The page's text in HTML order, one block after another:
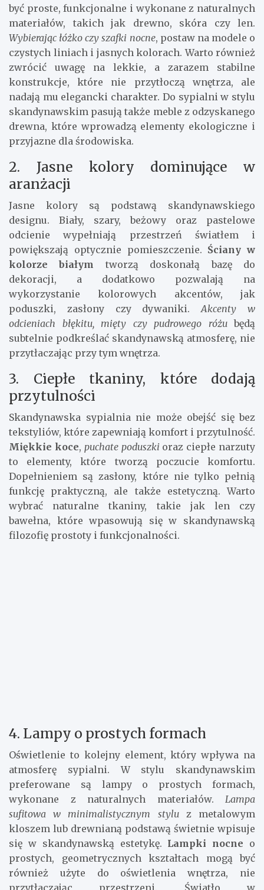
być proste, funkcjonalne i wykonane z naturalnych
materiałów, takich jak drewno, skóra czy len.
Wybierając łóżko czy szafki nocne, postaw na modele o
czystych liniach i jasnych kolorach. Warto również
zwrócić uwagę na lekkie, a zarazem stabilne
konstrukcje, które nie przytłoczą wnętrza, ale
nadają mu elegancki charakter. Do sypialni w stylu
skandynawskim pasują także meble z odzyskanego
drewna, które wprowadzą elementy ekologiczne i
przyjazne dla środowiska.
2. Jasne kolory dominujące w
aranżacji
Jasne kolory są podstawą skandynawskiego
designu. Biały, szary, beżowy oraz pastelowe
odcienie wypełniają przestrzeń światłem i
powiększają optycznie pomieszczenie. Ściany w
kolorze białym tworzą doskonałą bazę do
dekoracji, a dodatkowo pozwalają na
wykorzystanie kolorowych akcentów, jak
poduszki, zasłony czy dywaniki.Akcenty w
odcieniach błękitu, mięty czy pudrowego różubędą
subtelnie podkreślać skandynawską atmosferę, nie
przytłaczając przy tym wnętrza.
3. Ciepłe tkaniny, które dodają
przytulności
Skandynawska sypialnia nie może obejść się bez
tekstyliów, które zapewniają komfort i przytulność.
Miękkie koce, puchate poduszki oraz ciepłe narzuty
to elementy, które tworzą poczucie komfortu.
Dopełnieniem są zasłony, które nie tylko pełnią
funkcję praktyczną, ale także estetyczną. Warto
wybrać naturalne tkaniny, takie jak len czy
bawełna, które wpasowują się w skandynawską
filozofię prostoty i funkcjonalności.
4. Lampy o prostych formach
Oświetlenie to kolejny element, który wpływa na
atmosferę sypialni. W stylu skandynawskim
preferowane są lampy o prostych formach,
wykonane z naturalnych materiałów. Lampa
sufitowa w minimalistycznym styluz metalowym
kloszem lub drewnianą podstawą świetnie wpisuje
się w skandynawską estetykę. Lampki nocne o
prostych, geometrycznych kształtach mogą być
również użyte do oświetlenia wnętrza, nie